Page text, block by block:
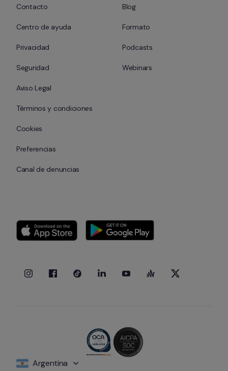
Contacto
Centro de ayuda
Privacidad
Seguridad
Aviso Legal
Términos y condiciones
Cookies
Preferencias
Canal de denuncias
Blog
Formato
Podcasts
Webinars
Argentina